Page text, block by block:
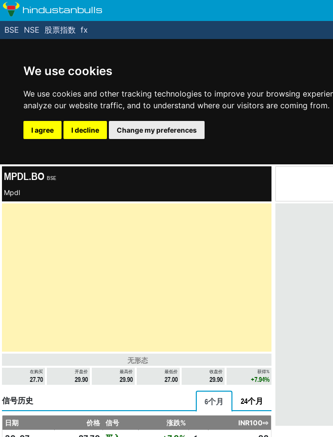
We use cookies
We use cookies and other tracking technologies to improve your browsing
analyze our website traffic, and to understand where our visitors are coming from.
I agree I decline Change my preferences
hindustanbulls
BSE NSE 股票指数 fx
MPDL.BO BSE
Mpdl
无形态
在购买
27.70
开盘价
29.90
最高价
29.90
最低价
27.00
收盘价
29.90
获得%
+7.94%
信号历史 6个月 24个月
日期 价格 信号 涨跌% INR100⇨